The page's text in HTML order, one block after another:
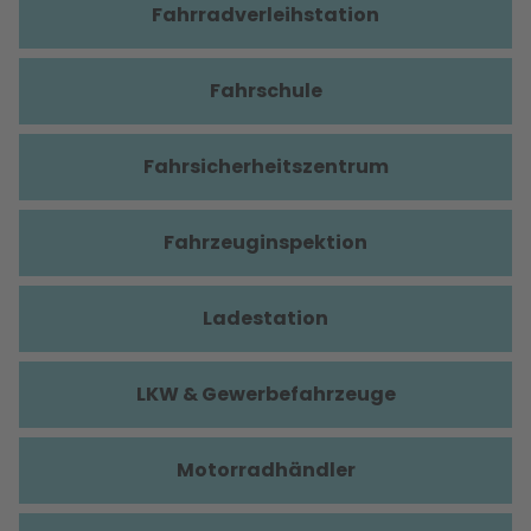
Fahrradverleihstation
Fahrschule
Fahrsicherheitszentrum
Fahrzeuginspektion
Ladestation
LKW & Gewerbefahrzeuge
Motorradhändler